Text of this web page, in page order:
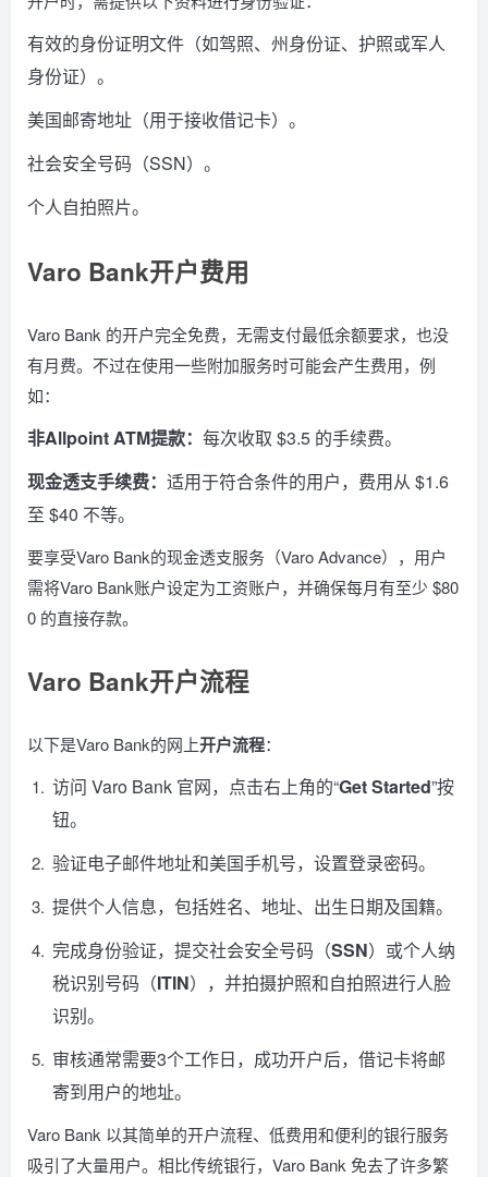
有效的身份证明文件（如驾照、州身份证、护照或军人
身份证）。
美国邮寄地址（用于接收借记卡）。
社会安全号码（SSN）。
个人自拍照片。
Varo Bank开户费用
Varo Bank 的开户完全免费，无需支付最低余额要求，也没
有月费。不过在使用一些附加服务时可能会产生费用，例
如：
非Allpoint ATM提款： 每次收取 $3.5 的手续费。
现金透支手续费： 适用于符合条件的用户，费用从 $1.6
至 $40 不等。
要享受Varo Bank的现金透支服务（Varo Advance），用户
需将Varo Bank账户设定为工资账户，并确保每月有至少 $80
0 的直接存款。
Varo Bank开户流程
以下是Varo Bank的网上开户流程：
访问 Varo Bank 官网，点击右上角的“Get Started”按
钮。
验证电子邮件地址和美国手机号，设置登录密码。
提供个人信息，包括姓名、地址、出生日期及国籍。
完成身份验证，提交社会安全号码（SSN）或个人纳
税识别号码（ITIN），并拍摄护照和自拍照进行人脸
识别。
审核通常需要3个工作日，成功开户后，借记卡将邮
寄到用户的地址。
Varo Bank 以其简单的开户流程、低费用和便利的银行服务
吸引了大量用户。相比传统银行，Varo Bank 免去了许多繁